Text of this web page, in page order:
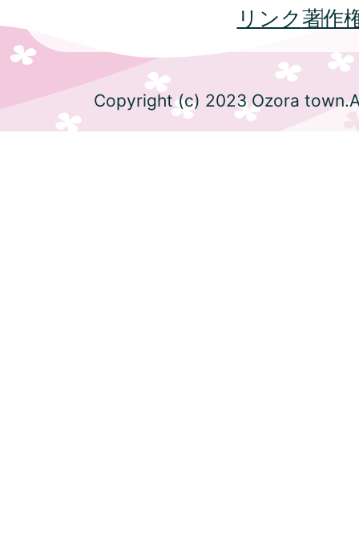
リンク著作
Copyright (c) 2023 Ozora